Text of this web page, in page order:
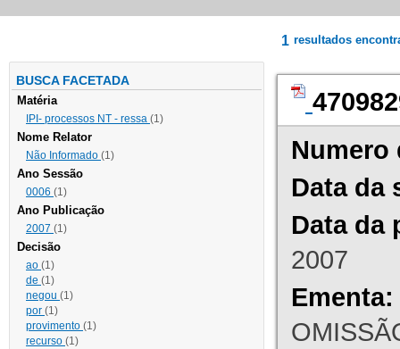
BUSCA FACETADA
Matéria
IPI- processos NT - ressa (1)
Nome Relator
Não Informado (1)
Ano Sessão
0006 (1)
Ano Publicação
2007 (1)
Decisão
ao (1)
de (1)
negou (1)
por (1)
provimento (1)
recurso (1)
1 resultados
Numero
Data da
Data da
2007
Ementa: